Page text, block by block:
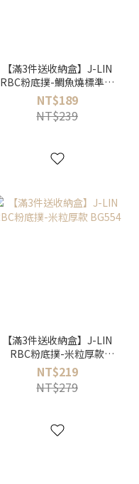
【滿3件送收納盒】J-LIN
RBC粉底撲-鯛魚燒標準款
BG556
NT$189
NT$239
【滿3件送收納盒】J-LIN
RBC粉底撲-米粒厚款
BG554
NT$219
NT$279